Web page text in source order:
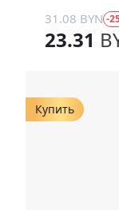
31.08 BYN -
23.31
Купить